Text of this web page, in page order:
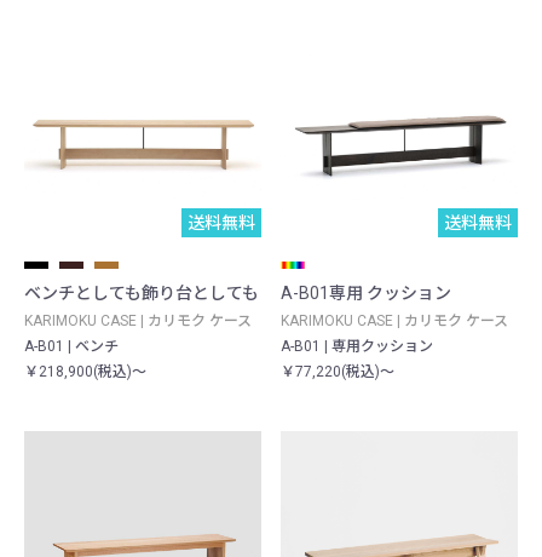
送料無料
ベンチとしても飾り台としても
KARIMOKU CASE | カリモク ケース
A-B01 | ベンチ
￥218,900(税込)～
送料無料
A-B01専用 クッション
KARIMOKU CASE | カリモク ケース
A-B01 | 専用クッション
￥77,220(税込)～